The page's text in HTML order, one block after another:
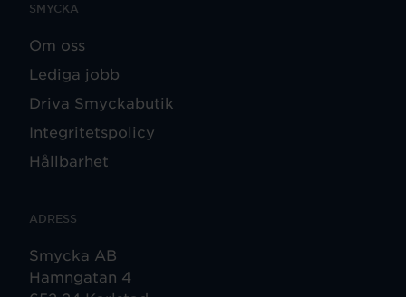
SMYCKA
Om oss
Lediga jobb
Driva Smyckabutik
Integritetspolicy
Hållbarhet
ADRESS
Smycka AB
Hamngatan 4